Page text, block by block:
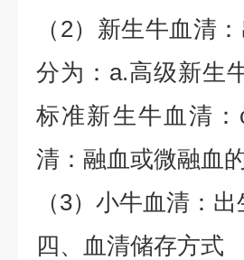
（2）新生牛血清
分为：a.高级新生
标准新生牛血清
清：融血或微融血
（3）小牛血清：
四、血清储存方式